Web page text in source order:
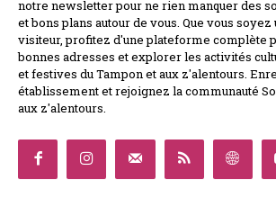
notre newsletter pour ne rien manquer des
et bons plans autour de vous. Que vous soyez
visiteur, profitez d'une plateforme complète
bonnes adresses et explorer les activités
et festives du Tampon et aux z'alentours.
établissement et rejoignez la communauté
aux z'alentours.